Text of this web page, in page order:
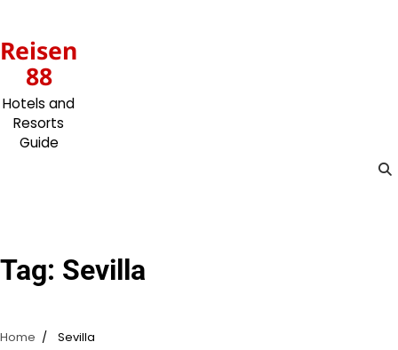
content
Reisen
88
Hotels and
Resorts
Guide
Tag: Sevilla
Home Sevilla